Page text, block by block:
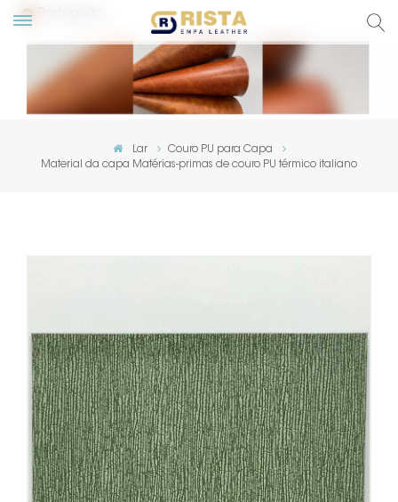
Lar
Couro PU para Capa
Material da capa Matérias-primas de couro PU térmico italiano